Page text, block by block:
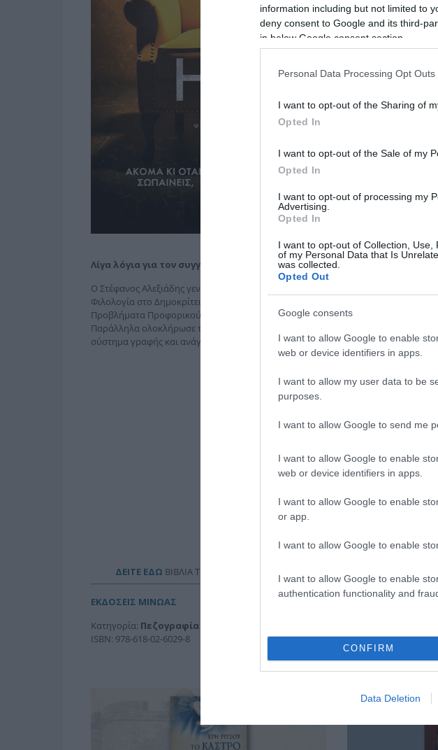
information including but not limited to
deny consent to Google and its third-
in below Google consent section.
Personal Data Processing Opt Outs
I want to opt-out of the Sharing of
Opted In
I want to opt-out of the Sale of my
Opted In
I want to opt-out of processing my
Advertising.
Opted In
I want to opt-out of Collection,
of my Personal Data that Is
was collected.
Opted Out
Google consents
I want to allow Google to enable
web or device identifiers in apps.
I want to allow my user data to be
purposes.
I want to allow Google to send me
I want to allow Google to enable
web or device identifiers in apps.
I want to allow Google to enable
or app.
I want to allow Google to enable
I want to allow Google to enable
authentication functionality and
CONFIRM
Data Deletion
Λίγα λόγια για τον συγγραφέα
Ο Στέφανος Αλεξιάδης γεννήθηκε στις 18 Οκτωβρίου 1993 στη Θεσσαλονίκη, όπου
Φιλολογία στο Δημοκρίτειο Πανεπιστήμιο Θράκης και ολοκλήρωσε το
Προβλήματα Προφορικού και Γραπτού Λόγου στο Ελληνικό Ανοιχτό Πανεπιστήμιο
Παράλληλα ολοκλήρωσε το τμήμα των Παιδαγωγικών στο Διεθνές Πανεπιστήμιο
σύστημα γραφής και ανάγνωσης τυφλών Braille.
ΔΕΙΤΕ ΕΔΩ ΒΙΒΛΙΑ ΤΟΥ ΣΥΓΓΡΑΦΕΑ ΣΤΙΣ ΕΚΔΟΣΕΙΣ ΜΙΝΩΑΣ
ΕΚΔΟΣΕΙΣ ΜΙΝΩΑΣ
Κατηγορία: Πεζογραφία Ελληνική
ISBN: 978-618-02-6029-8